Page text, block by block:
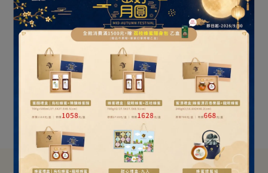
蜂蜜漬百香果醬(240g)
NT$330
加入購物車
蜂蜜漬竹薑醬(240g)
NT$360
加入購物車